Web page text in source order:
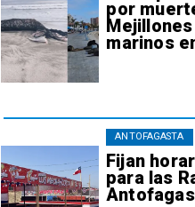
por
marinos
Fijan
para las
ANTOFAGASTA